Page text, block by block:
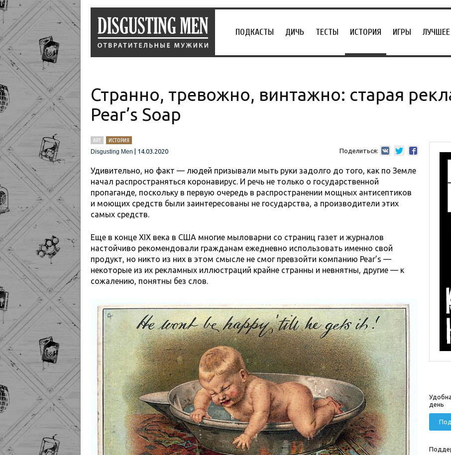
ПОДКАСТЫ ДИЧЬ ТЕСТЫ ИСТОРИЯ ИГРЫ ЛУЧШЕЕ
Странно, тревожно, винтажно: старая
Pear’s Soap
АРТ
ИСТОРИЯ
Disgusting Men
14.03.2020 Поделиться:
Удивительно, но факт — людей призывали мыть руки задолго до того, как по Земле
начал распространяться коронавирус. И речь не только о государственной
пропаганде, поскольку в первую очередь в распространении мощных антисептиков
и моющих средств были заинтересованы не государства, а производители этих
самых средств.
Еще в конце XIX века в США многие мыловарни со страниц газет и журналов
настойчиво рекомендовали гражданам ежедневно использовать именно свой
продукт, но никто из них в этом смысле не смог превзойти компанию Pear’s —
некоторые из их рекламных иллюстраций крайне странны и невнятны, другие — к
сожалению, понятны без слов.
день